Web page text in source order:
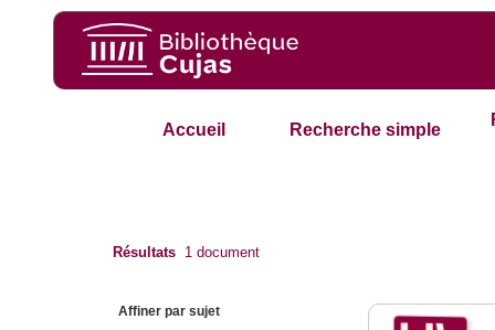
Accueil Recherche simple
Résultats 1 document
Affiner par sujet